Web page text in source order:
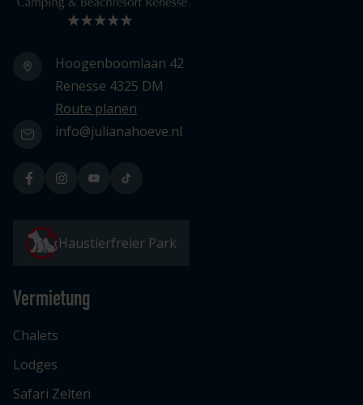
Hoogenboomlaan 42
Renesse 4325 DM
Route planen
info@julianahoeve.nl
Haustierfreier Park
Vermietung
Chalets
Lodges
Safari Zelten